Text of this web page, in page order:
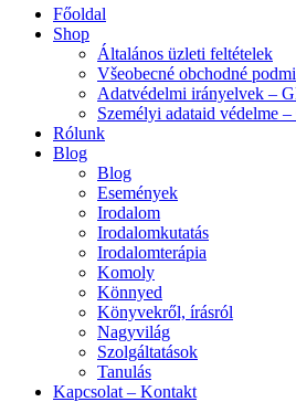
Főoldal
Shop
Általános üzleti feltételek
Všeobecné obchodné
Adatvédelmi irányelvek –
Személyi adataid védelme
Rólunk
Blog
Blog
Események
Irodalom
Irodalomkutatás
Irodalomterápia
Komoly
Könnyed
Könyvekről, írásról
Nagyvilág
Szolgáltatások
Tanulás
Kapcsolat – Kontakt